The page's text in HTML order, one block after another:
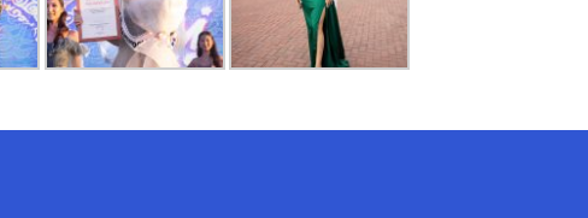
AI-Talapker